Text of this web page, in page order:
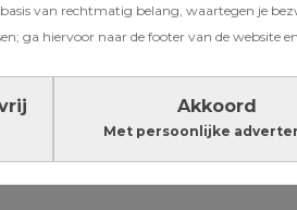
van rechtmatig belang, waartegen je
ga hiervoor naar de footer van de website
Akkoord
Met persoonlijke
voor het eerst bij de
dat hij de
maar wel zag
beetje in de war was.
van zijn advocaat
ik dat hij helemaal gek